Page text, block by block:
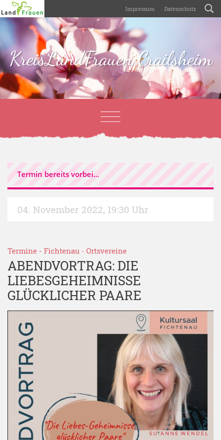
Impressum Datenschutz
KreisLandFrauen Crailsheim
Termin bereits vorbei...
04. November 2022, 19:30 Uhr
Termine - Fichtenau - Ortsvereine
ABENDVORTRAG: DIE
LIEBESGEHEIMNISSE
GLÜCKLICHER PAARE